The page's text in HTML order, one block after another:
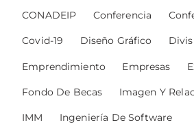
CONADEIP Conferencia
Covid-19 Diseño Gráfico
Emprendimiento Empresas
Fondo De Becas Imagen Y
IMM Ingeniería De Software